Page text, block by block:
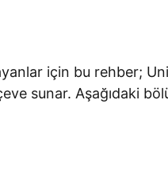
için bu rehber;
sunar. Aşağıdaki